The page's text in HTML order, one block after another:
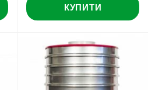
КУПИТИ